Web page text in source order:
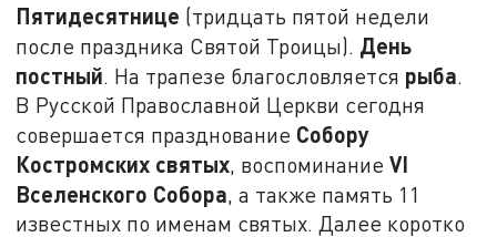
Пятидесятнице (тридцать пятой недели
после праздника Святой Троицы). День
постный. На трапезе благословляется рыба.
В Русской Православной Церкви сегодня
совершается празднование Собору
Костромских святых, воспоминаниеVI
Вселенского Собора, а также память 11
известных по именам святых. Далее коротко